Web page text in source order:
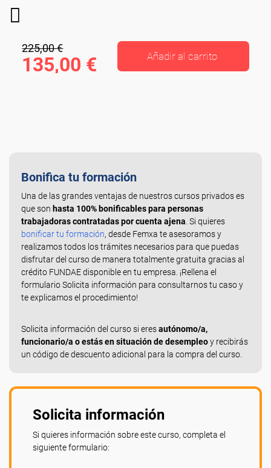
225,00 €
135,00 € Añadir al carrito
Bonifica tu formación
Una de las grandes ventajas de nuestros cursos privados es
que son hasta 100% bonificables para personas
trabajadoras contratadas por cuenta ajena . Si quieres
bonificar tu formación, desde Femxa te asesoramos y
realizamos todos los trámites necesarios para que puedas
disfrutar del curso de manera totalmente gratuita gracias al
crédito FUNDAE disponible en tu empresa. ¡Rellena el
formulario Solicita información para consultarnos tu caso y
te explicamos el procedimiento!
Solicita información del curso si eresautónomo/a,
funcionario/a o estás en situación de desempleoy recibirás
un código de descuento adicional para la compra del curso.
Solicita información
Si quieres información sobre este curso, completa el
siguiente formulario: